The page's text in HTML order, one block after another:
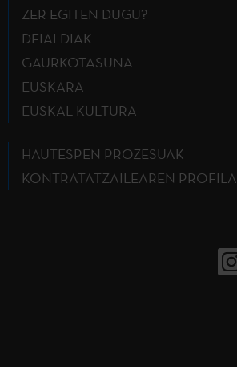
ZER EGITEN DUGU?
DEIALDIAK
GAURKOTASUNA
EUSKARA
EUSKAL KULTURA
HAUTESPEN PROZESUAK
KONTRATATZAILEAREN PROFILA